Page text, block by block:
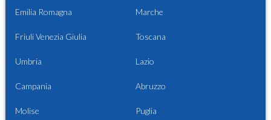
Emilia Romagna Marche
Friuli Venezia Giulia Toscana
Umbria Lazio
Campania Abruzzo
Molise Puglia